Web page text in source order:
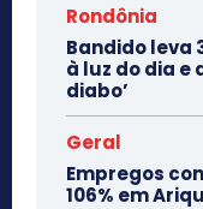
Rondônia
Bandido leva
à luz do dia e
diabo’
Geral
Empregos
106% em